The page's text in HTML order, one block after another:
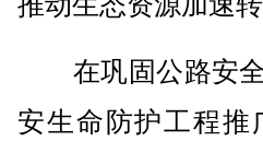
在巩固公路安全
安生命防护工程推